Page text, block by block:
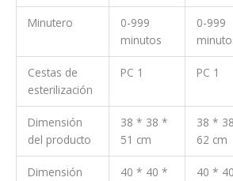
Minutero
0-999
minutos
0-999
Cestas de
esterilización
PC 1 PC 1
Dimensión
del producto
38 * 38 *
51 cm
38 *
62 cm
Dimensión
40 * 40 *
40 *